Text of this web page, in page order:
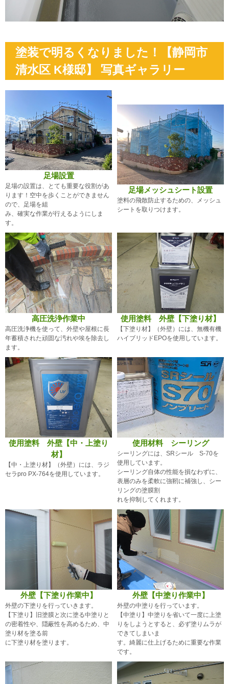
塗装で明るくなりました！【静岡市
清水区 K様邸】 写真ギャラリー
足場設置
足場の設置は、とても重要な役割があ
ります！空中を歩くことができません
ので、足場を組
み、確実な作業が行えるようにしま
す。
足場メッシュシート設置
塗料の飛散防止するための、メッシュ
シートを取りつけます。
高圧洗浄作業中
高圧洗浄機を使って、外壁や屋根に長
年蓄積された頑固な汚れや埃を除去し
ます。
使用塗料 外壁【下塗り材】
【下塗り材】（外壁）には、無機有機
ハイブリッドEPOを使用しています。
使用塗料 外壁【中・上塗り
材】
【中・上塗り材】（外壁）には、ラジ
セラpro PX-764を使用しています。
使用材料 シーリング
シーリングには、SRシール S-70を
使用しています。
シーリング自体の性能を損なわずに、
表層のみを柔軟に強靭に補強し、シー
リングの塗膜割
れを抑制してくれます。
外壁【下塗り作業中】
外壁の下塗りを行っていきます。
【下塗り】旧塗膜と次に塗る中塗りと
の密着性や、隠蔽性を高めるため、中
塗り材を塗る前
に下塗り材を塗ります。
外壁【中塗り作業中】
外壁の中塗りを行っています。
【中塗り】中塗りを省いて一度に上塗
りをしようとすると、必ず塗りムラが
できてしまいま
す。綺麗に仕上げるために重要な作業
です。